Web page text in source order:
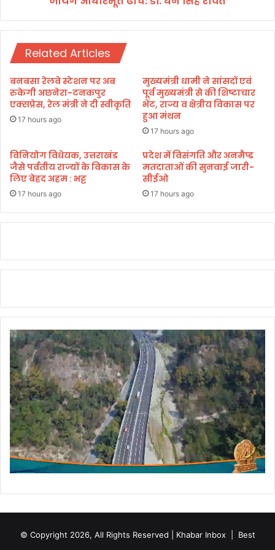
यों
में
म
ज
बू
त
जा
यें
गे
आ
चे
.
न
सिं
ह
रा
व
त
Related Articles
बनबसा रेलवे स्टेशन पर अब
रुकेगी अछनेरा-टनकपुर
एक्सप्रेस, रेल मंत्री ने दी स्वीकृति
17 hours ago
मुख्यमंत्री धामी ने सांसदों एवं
पूर्व मुख्यमंत्री से की शिष्टाचार
भेंट, राज्य व क्षेत्रीय विकास पर
हुआ मंथन
17 hours ago
विनियोग विधेयक, उत्तराखंड
जैसे पर्वतीय राज्यों के विकास के
लिए बेहद अहम : भट्ट
17 hours ago
प्रदेश में विसंगति और अनमैप्ड
मतदाताओं की सुनवाई जारी-
सीईओ
17 hours ago
© Copyright 2026, All Rights Reserved | Khabar Inbox | Best